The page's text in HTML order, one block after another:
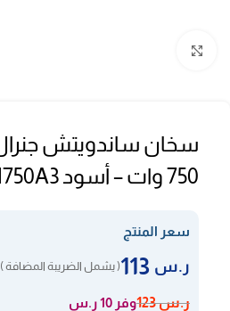
750 وات – أسود GSSM750A3
سعر المنتج
ر.س ( يشمل الضريبة المضافة )
ر.س123 وفر 10 ر.س